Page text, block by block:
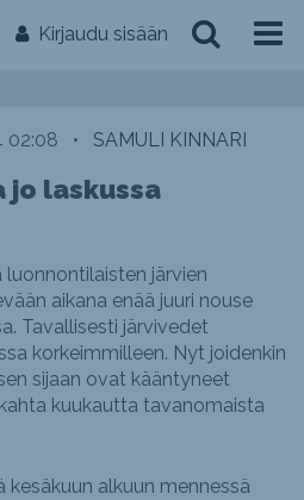
Kirjaudu sisään
02:08 • SAMULI KINNARI
jo laskussa
järvien
aikana enää juuri nouse
Tavallisesti järvivedet
korkeimmilleen. Nyt joidenkin
sijaan ovat kääntyneet
kuukautta tavanomaista
kesäkuun alkuun mennessä